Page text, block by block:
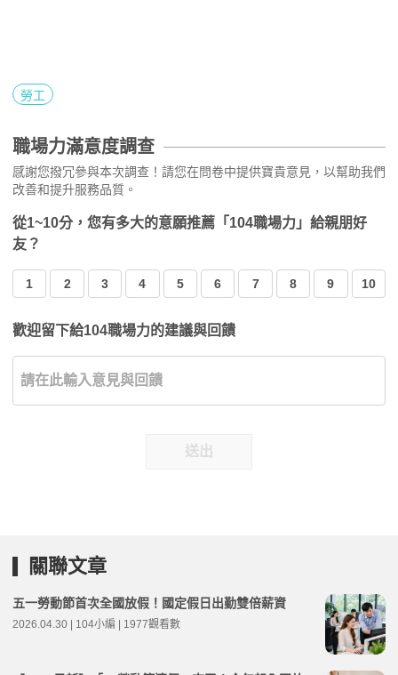
勞工
職場力滿意度調查
感謝您撥冗參與本次調查！請您在問卷中提供寶貴意見，以幫助我們
改善和提升服務品質。
從1~10分，您有多大的意願推薦「104職場力」給親朋好
友？
1 2 3 4 5 6 7 8 9 10
歡迎留下給104職場力的建議與回饋
送出
關聯文章
五一勞動節首次全國放假！國定假日出勤雙倍薪資
2026.04.30 | 104小編 | 1977觀看數